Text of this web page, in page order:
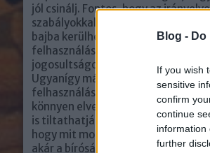
Blog -
If you wish
sensitive
confirm
continue
information
further
jól csinálj. Fontos, hogy az
szabályokkal tisztában légy,
bajba kerülhetsz! Például óvatosan
felhasználásával, mert ha nincs erre
jogosultságod, letilthatják a
Ugyanígy más tartalomgyártók
felhasználásával is légy óvatos,
könnyen elvehetik a bevételedet,
is tiltathatják csatornádat. És arra
hogy mit mondasz ugyanis egy
akár a bíróságon is felhasználható,